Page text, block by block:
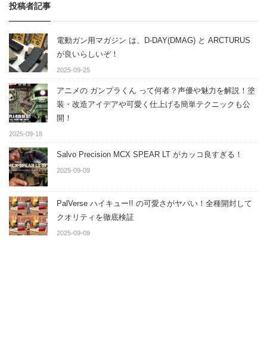
投稿者記事
電動ガン用マガジン は、D-DAY(DMAG) と ARCTURUS
が良いらしいぞ！
2025-09-25
アニメの ガンプラくん って何者？声優や魅力を解説！塗
装・改造アイデアや可愛く仕上げる簡単テクニックも公
開！
2025-09-18
Salvo Precision MCX SPEAR LT がカッコ良すぎる！
2025-09-09
PalVerse ハイキュー!! の可愛さがヤバい！全種開封して
クオリティを徹底検証
2025-09-09